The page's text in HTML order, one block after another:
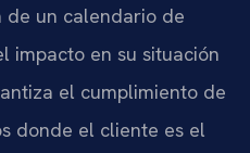
de un calendario de
impacto en su situación
el cumplimiento de
donde el cliente es el